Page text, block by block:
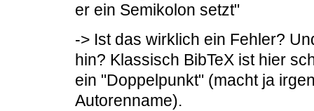
er ein Semikolon setzt"
-> Ist das wirklich ein Fehler?
hin? Klassisch BibTeX ist hier
ein "Doppelpunkt" (macht ja
Autorenname).